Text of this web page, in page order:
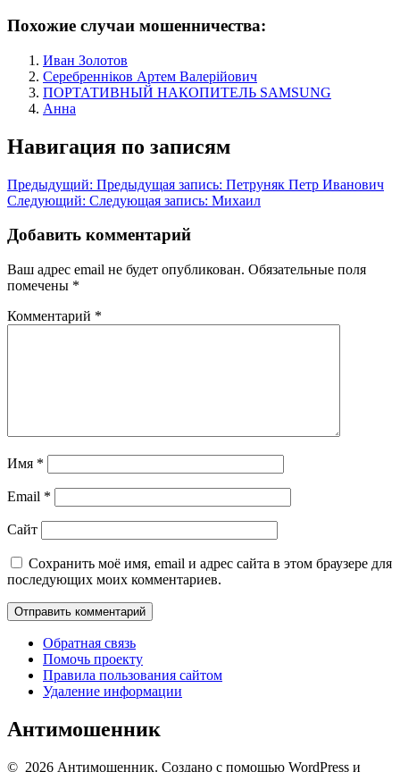
Похожие случаи мошенничества:
Иван Золотов
Серебренніков Артем Валерійович
ПОРТАТИВНЫЙ НАКОПИТЕЛЬ SAMSUNG
Анна
Навигация по записям
Предыдущий: Предыдущая запись: Петруняк Петр Иванович
Следующий: Следующая запись: Михаил
Добавить комментарий
Ваш адрес email не будет опубликован. Обязательные поля
помечены *
Комментарий *
Имя *
Email *
Сайт
Сохранить моё имя, email и адрес сайта в этом браузере для
последующих моих комментариев.
Обратная связь
Помочь проекту
Правила пользования сайтом
Удаление информации
Антимошенник
© 2026 Антимошенник. Создано с помощью WordPress и